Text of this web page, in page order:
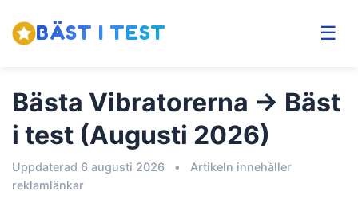
BÄST I TEST ☰
Bästa Vibratorerna → Bäst
i test (Augusti 2026)
Uppdaterad 6 augusti 2026 •
Artikeln innehåller
reklamlänkar